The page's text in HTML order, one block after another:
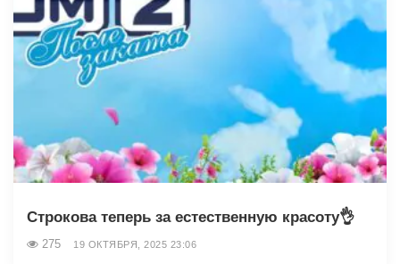
Строкова теперь за естественную красоту👌
275 19 ОКТЯБРЯ, 2025 23:06